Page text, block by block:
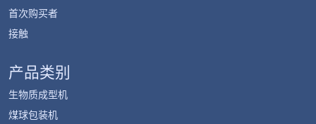
首次购买者
接触
产品类别
生物质成型机
煤球包装机